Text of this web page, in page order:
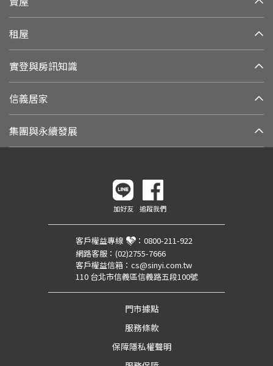
租屋
實登與房訊知識
信義居家
集團與永續發展
加好友 追蹤我們
客戶權益專線 ： 0800-211-922
網路客服： (02)2755-7666
客戶權益信箱： cs@sinyi.com.tw
110 台北市信義區信義路五段100號
門市據點
服務條款
保障隱私權聲明